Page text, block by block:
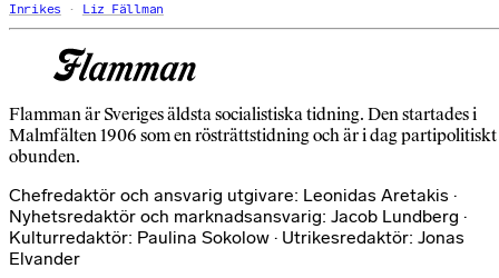
Inrikes Liz Fällman
Flamman är Sveriges äldsta socialistiska tidning. Den startades i
Malmfälten 1906 som en rösträttstidning och är i dag partipolitiskt
obunden.
Chefredaktör och ansvarig utgivare: Leonidas Aretakis ·
Nyhetsredaktör och marknadsansvarig: Jacob Lundberg ·
Kulturredaktör: Paulina Sokolow · Utrikesredaktör: Jonas
Elvander